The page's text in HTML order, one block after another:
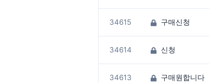
34615 구매신청
34614 신청
34613 구매원합니다